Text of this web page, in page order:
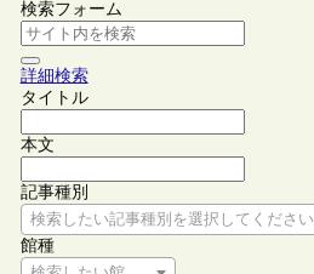
検索フォーム
詳細検索
タイトル
本文
記事種別
検索したい記事種別を選択してください
館種